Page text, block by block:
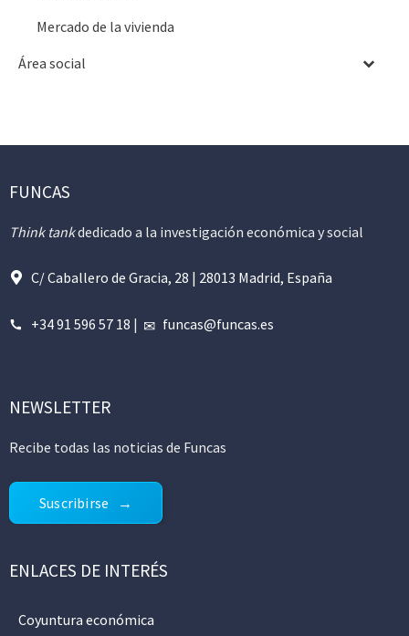
Mercado de la vivienda
Área social
FUNCAS
Think tankdedicado a la investigación económica y social
C/ Caballero de Gracia, 28 | 28013 Madrid, España
+34 91 596 57 18 | funcas@funcas.es
NEWSLETTER
Recibe todas las noticias de Funcas
Suscribirse
ENLACES DE INTERÉS
Coyuntura económica